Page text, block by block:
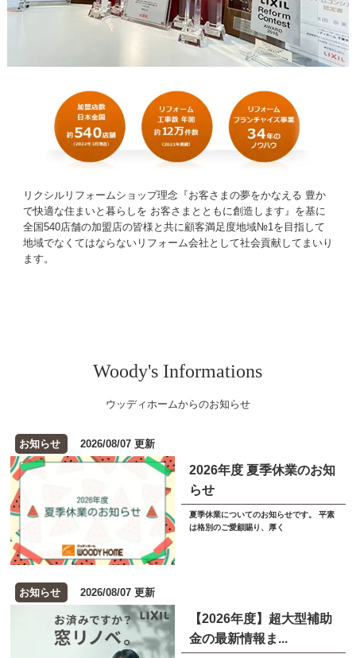
リクシルリフォームショップ理念『お客さまの夢をかなえる 豊か
で快適な住まいと暮らしを お客さまとともに創造します』を基に
全国540店舗の加盟店の皆様と共に顧客満足度地域№1を目指して
地域でなくてはならないリフォーム会社として社会貢献してまいり
ます。
Woody's Informations
ウッディホームからのお知らせ
お知らせ 2026/08/07 更新
2026年度 夏季休業のお知
らせ
夏季休業についてのお知らせです。 平素
は格別のご愛顧賜り、厚く
お知らせ 2026/08/07 更新
【2026年度】超大型補助
金の最新情報ま...